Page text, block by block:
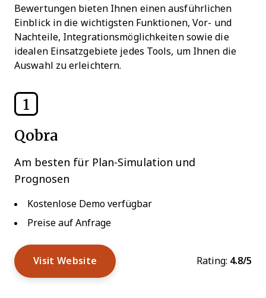
Bewertungen bieten Ihnen einen ausführlichen
Einblick in die wichtigsten Funktionen, Vor- und
Nachteile, Integrationsmöglichkeiten sowie die
idealen Einsatzgebiete jedes Tools, um Ihnen die
Auswahl zu erleichtern.
1
Qobra
Am besten für Plan-Simulation und
Prognosen
Kostenlose Demo verfügbar
Preise auf Anfrage
Visit Website Rating: 4.8/5